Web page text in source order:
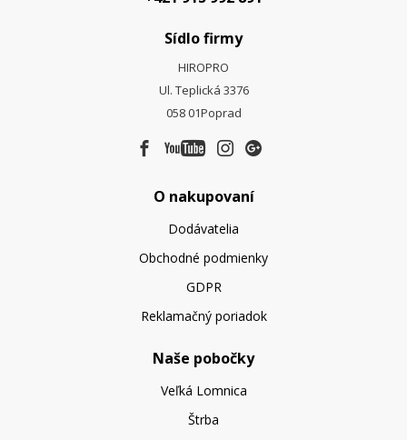
Sídlo firmy
HIROPRO
Ul. Teplická 3376
058 01Poprad
O nakupovaní
Dodávatelia
Obchodné podmienky
GDPR
Reklamačný poriadok
Naše pobočky
Veľká Lomnica
Štrba